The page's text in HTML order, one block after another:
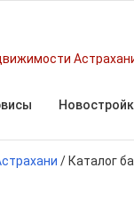
/ Каталог